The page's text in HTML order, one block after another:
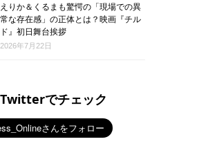
えりか＆くるまも驚愕の「現場での異
常な存在感」の正体とは？映画『チル
ド』初日舞台挨拶
2026年7月22日
でチェック